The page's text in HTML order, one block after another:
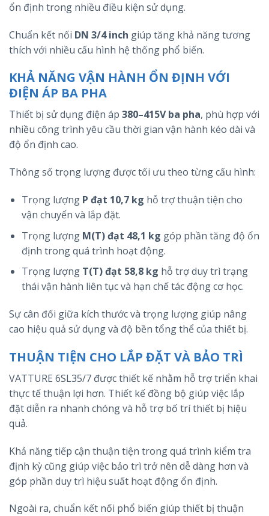
ổn định trong nhiều điều kiện sử dụng.
Chuẩn kết nối DN 3/4 inch giúp tăng khả năng tương
thích với nhiều cấu hình hệ thống phổ biến.
KHẢ NĂNG VẬN HÀNH ỔN ĐỊNH VỚI
ĐIỆN ÁP BA PHA
Thiết bị sử dụng điện áp 380–415V ba pha, phù hợp với
nhiều công trình yêu cầu thời gian vận hành kéo dài và
độ ổn định cao.
Thông số trọng lượng được tối ưu theo từng cấu hình:
Trọng lượng P đạt 10,7 kg hỗ trợ thuận tiện cho
vận chuyển và lắp đặt.
Trọng lượng M(T) đạt 48,1 kg góp phần tăng độ ổn
định trong quá trình hoạt động.
Trọng lượng T(T) đạt 58,8 kg hỗ trợ duy trì trạng
thái vận hành liên tục và hạn chế tác động cơ học.
Sự cân đối giữa kích thước và trọng lượng giúp nâng
cao hiệu quả sử dụng và độ bền tổng thể của thiết bị.
THUẬN TIỆN CHO LẮP ĐẶT VÀ BẢO TRÌ
VATTURE 6SL35/7 được thiết kế nhằm hỗ trợ triển khai
thực tế thuận lợi hơn. Thiết kế đồng bộ giúp việc lắp
đặt diễn ra nhanh chóng và hỗ trợ bố trí thiết bị hiệu
quả.
Khả năng tiếp cận thuận tiện trong quá trình kiểm tra
định kỳ cũng giúp việc bảo trì trở nên dễ dàng hơn và
góp phần duy trì hiệu suất hoạt động ổn định.
Ngoài ra, chuẩn kết nối phổ biến giúp thiết bị thuận